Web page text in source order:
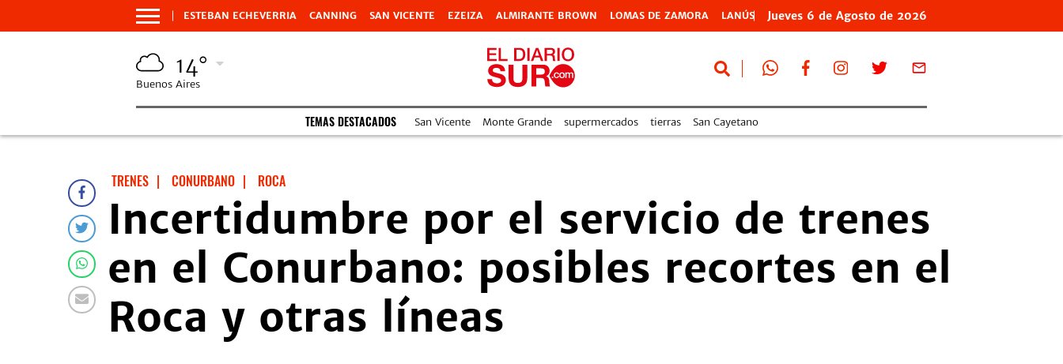
ESTEBAN ECHEVERRIA CANNING SAN VICENTE EZEIZA ALMIRANTE BROWN LOMAS DE ZAMORA LANÚS Jueves 6 de Agosto de 2026
14°
Buenos Aires
TEMAS DESTACADOS San Vicente Monte Grande supermercados tierras San Cayetano
TRENES | CONURBANO | ROCA
Incertidumbre por el servicio de trenes
en el Conurbano: posibles recortes en el
Roca y otras líneas